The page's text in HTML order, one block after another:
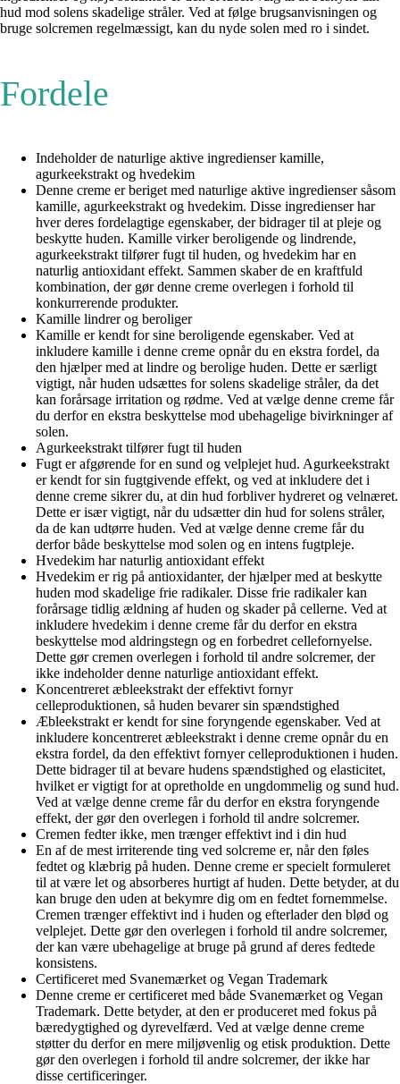
hud mod solens skadelige stråler. Ved at følge brugsanvisningen og
bruge solcremen regelmæssigt, kan du nyde solen med ro i sindet.
Fordele
Indeholder de naturlige aktive ingredienser kamille,
agurkeekstrakt og hvedekim
Denne creme er beriget med naturlige aktive ingredienser såsom
kamille, agurkeekstrakt og hvedekim. Disse ingredienser har
hver deres fordelagtige egenskaber, der bidrager til at pleje og
beskytte huden. Kamille virker beroligende og lindrende,
agurkeekstrakt tilfører fugt til huden, og hvedekim har en
naturlig antioxidant effekt. Sammen skaber de en kraftfuld
kombination, der gør denne creme overlegen i forhold til
konkurrerende produkter.
Kamille lindrer og beroliger
Kamille er kendt for sine beroligende egenskaber. Ved at
inkludere kamille i denne creme opnår du en ekstra fordel, da
den hjælper med at lindre og berolige huden. Dette er særligt
vigtigt, når huden udsættes for solens skadelige stråler, da det
kan forårsage irritation og rødme. Ved at vælge denne creme får
du derfor en ekstra beskyttelse mod ubehagelige bivirkninger af
solen.
Agurkeekstrakt tilfører fugt til huden
Fugt er afgørende for en sund og velplejet hud. Agurkeekstrakt
er kendt for sin fugtgivende effekt, og ved at inkludere det i
denne creme sikrer du, at din hud forbliver hydreret og velnæret.
Dette er især vigtigt, når du udsætter din hud for solens stråler,
da de kan udtørre huden. Ved at vælge denne creme får du
derfor både beskyttelse mod solen og en intens fugtpleje.
Hvedekim har naturlig antioxidant effekt
Hvedekim er rig på antioxidanter, der hjælper med at beskytte
huden mod skadelige frie radikaler. Disse frie radikaler kan
forårsage tidlig ældning af huden og skader på cellerne. Ved at
inkludere hvedekim i denne creme får du derfor en ekstra
beskyttelse mod aldringstegn og en forbedret cellefornyelse.
Dette gør cremen overlegen i forhold til andre solcremer, der
ikke indeholder denne naturlige antioxidant effekt.
Koncentreret æbleekstrakt der effektivt fornyr
celleproduktionen, så huden bevarer sin spændstighed
Æbleekstrakt er kendt for sine foryngende egenskaber. Ved at
inkludere koncentreret æbleekstrakt i denne creme opnår du en
ekstra fordel, da den effektivt fornyer celleproduktionen i huden.
Dette bidrager til at bevare hudens spændstighed og elasticitet,
hvilket er vigtigt for at opretholde en ungdommelig og sund hud.
Ved at vælge denne creme får du derfor en ekstra foryngende
effekt, der gør den overlegen i forhold til andre solcremer.
Cremen fedter ikke, men trænger effektivt ind i din hud
En af de mest irriterende ting ved solcreme er, når den føles
fedtet og klæbrig på huden. Denne creme er specielt formuleret
til at være let og absorberes hurtigt af huden. Dette betyder, at du
kan bruge den uden at bekymre dig om en fedtet fornemmelse.
Cremen trænger effektivt ind i huden og efterlader den blød og
velplejet. Dette gør den overlegen i forhold til andre solcremer,
der kan være ubehagelige at bruge på grund af deres fedtede
konsistens.
Certificeret med Svanemærket og Vegan Trademark
Denne creme er certificeret med både Svanemærket og Vegan
Trademark. Dette betyder, at den er produceret med fokus på
bæredygtighed og dyrevelfærd. Ved at vælge denne creme
støtter du derfor en mere miljøvenlig og etisk produktion. Dette
gør den overlegen i forhold til andre solcremer, der ikke har
disse certificeringer.